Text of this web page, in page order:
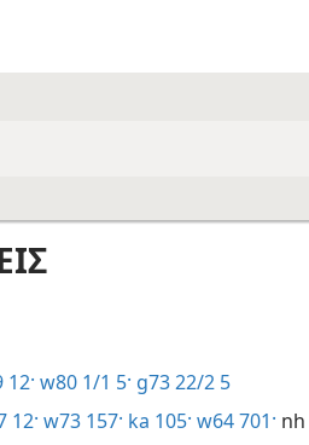
w80 1/1 5· g73 22/2 5
12· w73 157· ka 105· w64 701·